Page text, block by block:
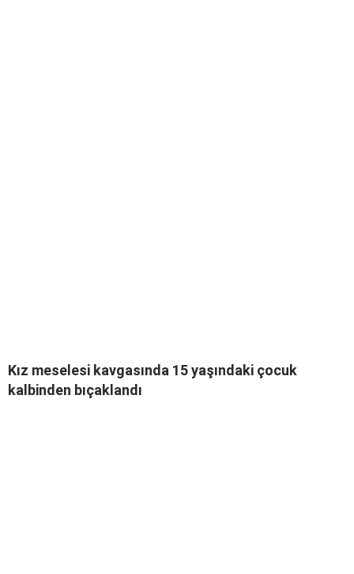
Kız meselesi kavgasında 15 yaşındaki çocuk
kalbinden bıçaklandı